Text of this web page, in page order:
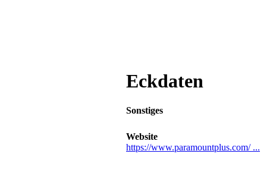
Eckdaten
Sonstiges
Website
https://www.paramountplus.com/ ...